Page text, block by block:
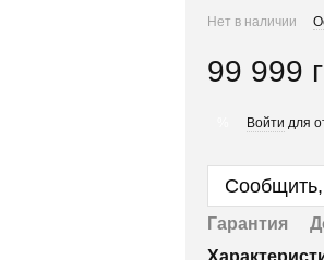
Нет в наличии
99 999
Войти для
Сообщить,
Гарантия